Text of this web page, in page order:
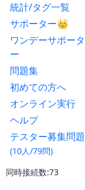
統計/タグ一覧
サポーター👑
ワンデーサポータ
ー
問題集
初めての方へ
オンライン実行
ヘルプ
テスター募集問題
(10人/79問)
同時接続数:73